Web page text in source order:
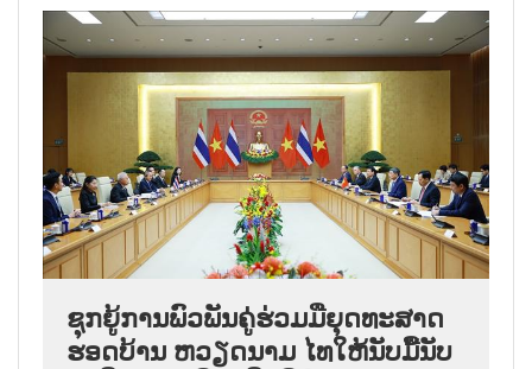
ຊຸກ​ຍູ້​ການ​ພົວ​ພັນ​ຄູ່​ຮ່ວມ​ມື​ຍຸດ​ທະ​ສາດ​
ຮອດ​ບ້ານ ຫວຽດ​ນາມ ໄທ​ໃຫ້​ນັບ​ມື້​ນັບ​